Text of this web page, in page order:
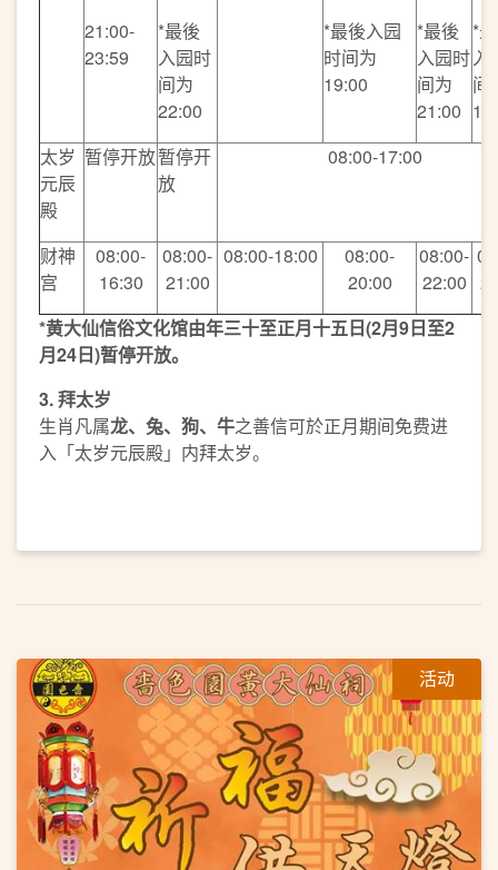
21:00-
23:59
*最後
入园时
间为
22:00
*最後入园
时间为
19:00
*最後
入园时
间为
21:00
*
入
间
太岁
元辰
殿
暂停开放暂停开
放
08:00-17:00
财神
宫
08:00-
16:30
08:00-
21:00
08:00-18:00
08:00-
20:00
08:00-
22:00
*黄大仙信俗文化馆由年三十至正月十五日(2月9日至2
月24日)暂停开放。
3.拜太岁
生肖凡属龙、兔、狗、牛之善信可於正月期间免费进
入「太岁元辰殿」内拜太岁。
活动